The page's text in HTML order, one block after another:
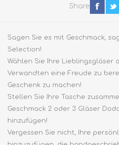
Share
Sagen Sie es mit Geschmack,
Selection!
Wählen Sie Ihre Lieblingsgläser
Verwandten eine Freude zu
Geschenk zu machen!
Stellen Sie Ihre Tasche
Geschmack 2 oder 3 Gläser
hinzufügen!
Vergessen Sie nicht, Ihre